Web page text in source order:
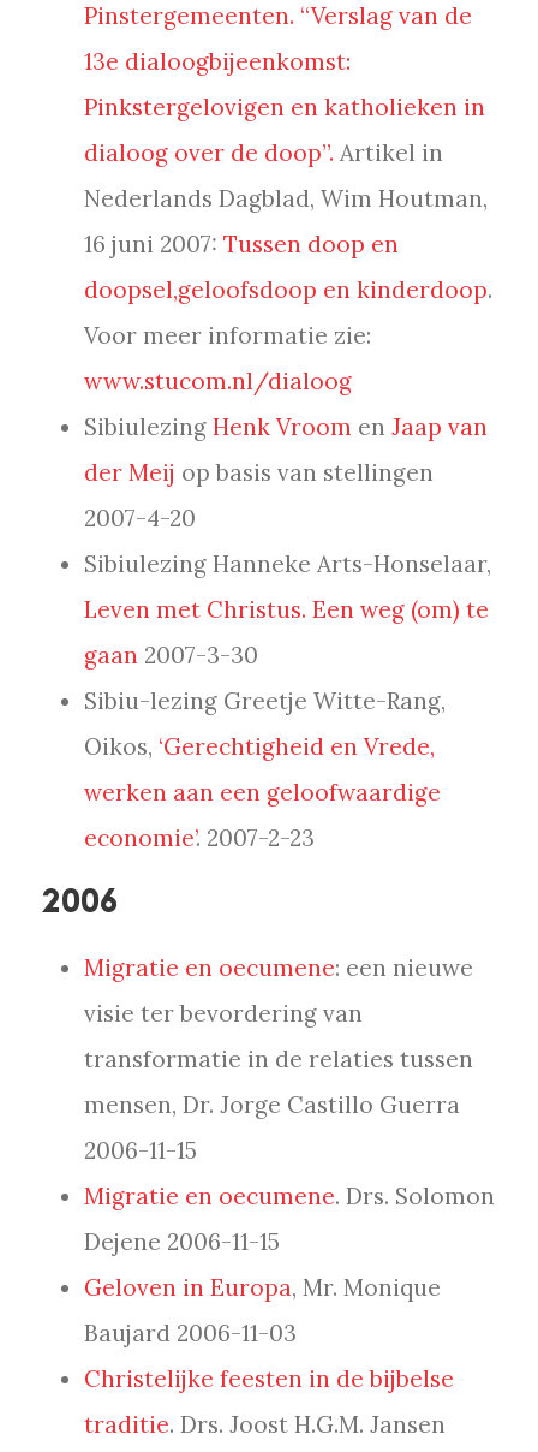
Pinstergemeenten. “Verslag van de
13e dialoogbijeenkomst:
Pinkstergelovigen en katholieken in
dialoog over de doop”. Artikel in
Nederlands Dagblad, Wim Houtman,
16 juni 2007: Tussen doop en
doopsel,geloofsdoop en kinderdoop.
Voor meer informatie zie:
www.stucom.nl/dialoog
Sibiulezing Henk Vroom en Jaap van
der Meij op basis van stellingen
2007-4-20
Sibiulezing Hanneke Arts-Honselaar,
Leven met Christus. Een weg (om) te
gaan 2007-3-30
Sibiu-lezing Greetje Witte-Rang,
Oikos, ‘Gerechtigheid en Vrede,
werken aan een geloofwaardige
economie’. 2007-2-23
2006
Migratie en oecumene: een nieuwe
visie ter bevordering van
transformatie in de relaties tussen
mensen, Dr. Jorge Castillo Guerra
2006-11-15
Migratie en oecumene. Drs. Solomon
Dejene 2006-11-15
Geloven in Europa, Mr. Monique
Baujard 2006-11-03
Christelijke feesten in de bijbelse
traditie. Drs. Joost H.G.M. Jansen